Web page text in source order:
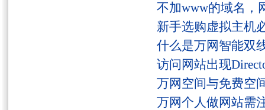
不加www的域名，
新手选购虚拟主机
什么是万网智能双
访问网站出现
万网空间与免费空
万网个人做网站需